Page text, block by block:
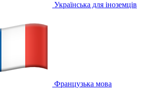
Українська для іноземців
Французька мова